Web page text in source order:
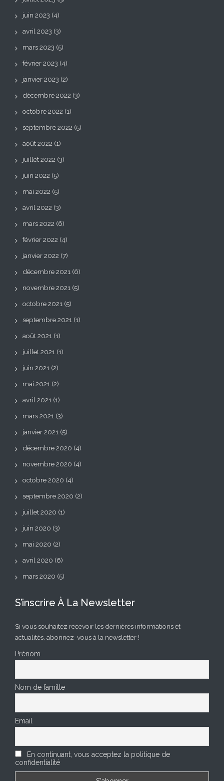
juin 2023 (4)
avril 2023 (3)
mars 2023 (5)
février 2023 (4)
janvier 2023 (2)
décembre 2022 (3)
octobre 2022 (1)
septembre 2022 (5)
août 2022 (1)
juillet 2022 (3)
juin 2022 (5)
mai 2022 (5)
avril 2022 (3)
mars 2022 (6)
février 2022 (4)
janvier 2022 (7)
décembre 2021 (6)
novembre 2021 (5)
octobre 2021 (5)
septembre 2021 (1)
août 2021 (1)
juillet 2021 (1)
juin 2021 (2)
mai 2021 (2)
avril 2021 (1)
mars 2021 (3)
janvier 2021 (5)
décembre 2020 (4)
novembre 2020 (4)
octobre 2020 (4)
septembre 2020 (2)
juillet 2020 (1)
juin 2020 (3)
mai 2020 (2)
avril 2020 (6)
mars 2020 (5)
S’inscrire À La Newsletter
Si vous souhaitez recevoir les dernières informations et
actualités, abonnez-vous à la newsletter !
Prénom
Nom de famille
Email
En continuant, vous acceptez la politique de
confidentialité